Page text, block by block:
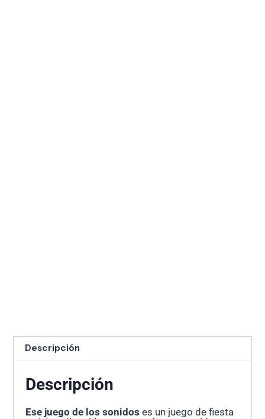
Descripción
Descripción
Ese juego de los sonidos es un juego de fiesta